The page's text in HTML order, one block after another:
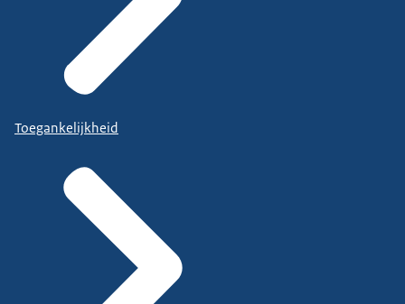
Toegankelijkheid